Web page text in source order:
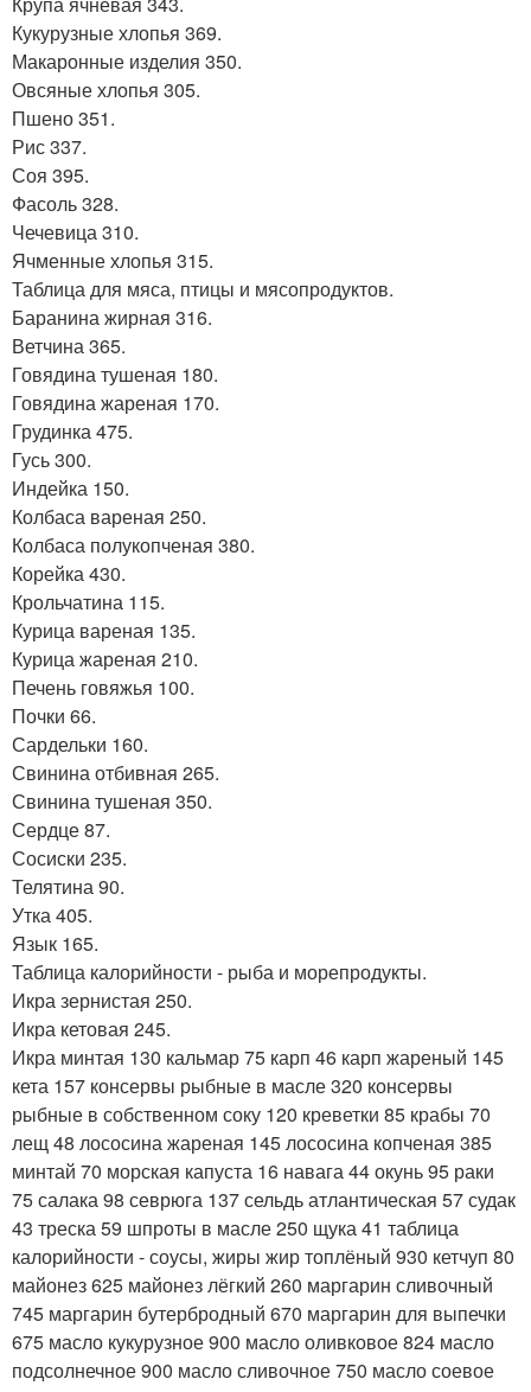
Кукурузные хлопья 369.
Макаронные изделия 350.
Овсяные хлопья 305.
Пшено 351.
Рис 337.
Соя 395.
Фасоль 328.
Чечевица 310.
Ячменные хлопья 315.
Таблица для мяса, птицы и мясопродуктов.
Баранина жирная 316.
Ветчина 365.
Говядина тушеная 180.
Говядина жареная 170.
Грудинка 475.
Гусь 300.
Индейка 150.
Колбаса вареная 250.
Колбаса полукопченая 380.
Корейка 430.
Крольчатина 115.
Курица вареная 135.
Курица жареная 210.
Печень говяжья 100.
Почки 66.
Сардельки 160.
Свинина отбивная 265.
Свинина тушеная 350.
Сердце 87.
Сосиски 235.
Телятина 90.
Утка 405.
Язык 165.
Таблица калорийности - рыба и морепродукты.
Икра зернистая 250.
Икра кетовая 245.
Икра минтая 130 кальмар 75 карп 46 карп жареный 145
кета 157 консервы рыбные в масле 320 консервы
рыбные в собственном соку 120 креветки 85 крабы 70
лещ 48 лососина жареная 145 лососина копченая 385
минтай 70 морская капуста 16 навага 44 окунь 95 раки
75 салака 98 севрюга 137 сельдь атлантическая 57 судак
43 треска 59 шпроты в масле 250 щука 41 таблица
калорийности - соусы, жиры жир топлёный 930 кетчуп 80
майонез 625 майонез лёгкий 260 маргарин сливочный
745 маргарин бутербродный 670 маргарин для выпечки
675 масло кукурузное 900 масло оливковое 824 масло
подсолнечное 900 масло сливочное 750 масло соевое